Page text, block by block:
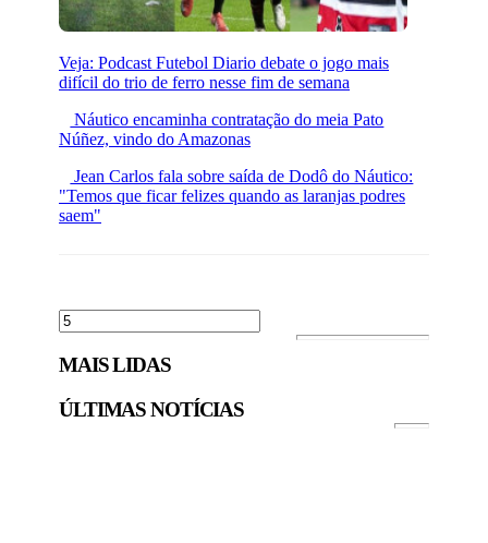
Veja: Podcast Futebol Diario debate o jogo mais
difícil do trio de ferro nesse fim de semana
Náutico encaminha contratação do meia Pato
Núñez, vindo do Amazonas
Jean Carlos fala sobre saída de Dodô do Náutico:
"Temos que ficar felizes quando as laranjas podres
saem"
MAIS LIDAS
ÚLTIMAS NOTÍCIAS